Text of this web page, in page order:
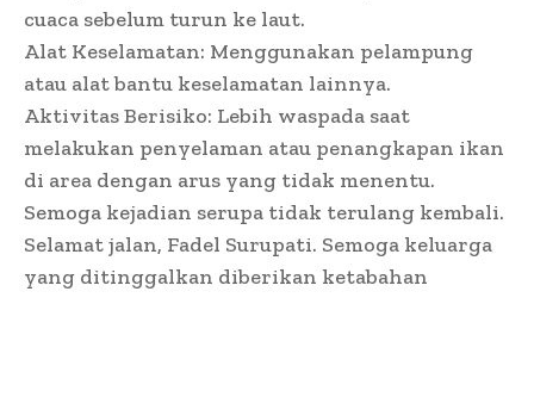
cuaca sebelum turun ke laut.
Alat Keselamatan: Menggunakan pelampung
atau alat bantu keselamatan lainnya.
Aktivitas Berisiko: Lebih waspada saat
melakukan penyelaman atau penangkapan ikan
di area dengan arus yang tidak menentu.
Semoga kejadian serupa tidak terulang kembali.
Selamat jalan, Fadel Surupati. Semoga keluarga
yang ditinggalkan diberikan ketabahan